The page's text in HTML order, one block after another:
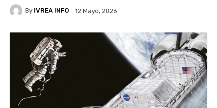
By IVREA INFO 12 Mayo, 2026